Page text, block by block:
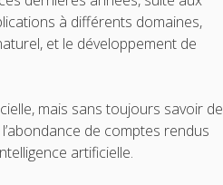
à différents domaines,
et le développement de
mais sans toujours savoir de
de comptes rendus
artificielle.